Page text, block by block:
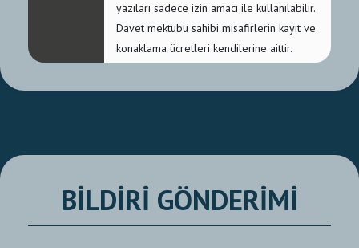
yazıları sadece izin amacı ile kullanılabilir.
Davet mektubu sahibi misafirlerin kayıt ve
konaklama ücretleri kendilerine aittir.
BİLDİRİ GÖNDERİMİ